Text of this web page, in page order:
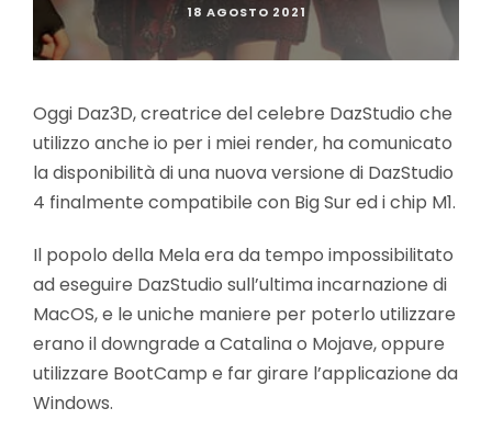
18 AGOSTO 2021
Oggi Daz3D, creatrice del celebre DazStudio che
utilizzo anche io per i miei render, ha comunicato
la disponibilità di una nuova versione di DazStudio
4 finalmente compatibile con Big Sur ed i chip M1.
Il popolo della Mela era da tempo impossibilitato
ad eseguire DazStudio sull’ultima incarnazione di
MacOS, e le uniche maniere per poterlo utilizzare
erano il downgrade a Catalina o Mojave, oppure
utilizzare BootCamp e far girare l’applicazione da
Windows.